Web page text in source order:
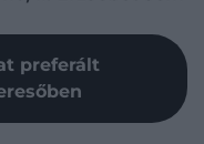
preferált